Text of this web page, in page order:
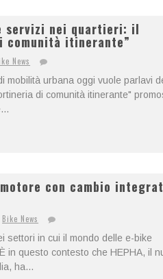
servizi nei quartieri: il
itinerante”
News
mobilità urbana oggi vuole parlavi
di comunità itinerante"
con cambio
Bike News
settori in cui il mondo delle e-bike
in questo contesto che HEPHA, il
ha...